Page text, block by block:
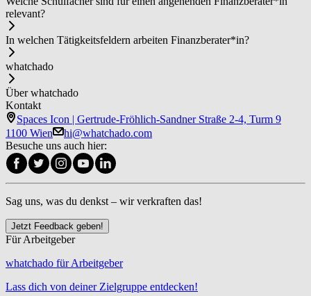
relevant?
In welchen Tätigkeitsfeldern arbeiten Fi­nanz­be­ra­ter*in?
whatchado
Über whatchado
Kontakt
Spaces Icon | Gertrude-Fröhlich-Sandner Straße 2-4, Turm 9
1100 Wien
hi@whatchado.com
Besuche uns auch hier:
Sag uns, was du denkst – wir verkraften das!
Jetzt Feedback geben!
Für Arbeitgeber
whatchado für Arbeitgeber
Lass dich von deiner Zielgruppe entdecken!